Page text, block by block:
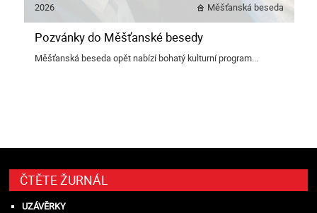
2026 Měšťanská beseda
Pozvánky do Měšťanské besedy
Měšťanská beseda opět nabízí bohatý kulturní program...
ČTĚTE ŽURNÁL
UZÁVĚRKY